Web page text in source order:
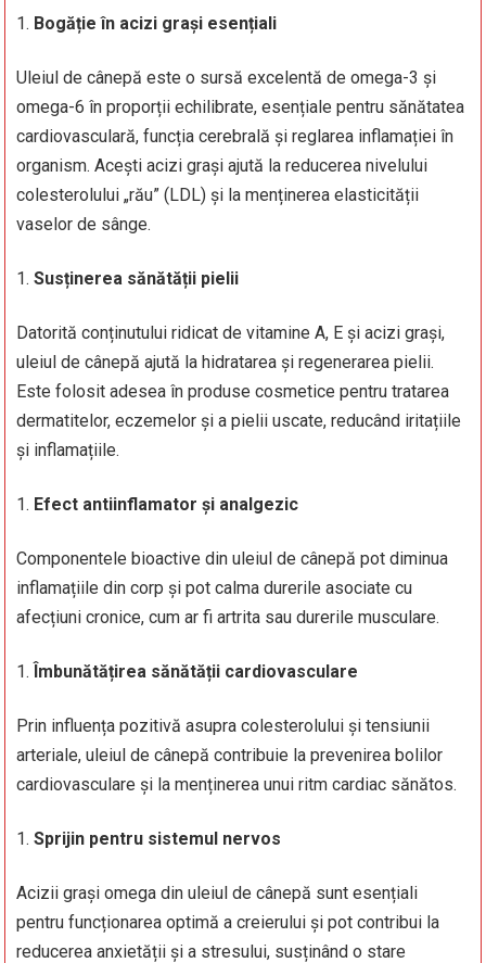
Bogăție în acizi grași esențiali
Uleiul de cânepă este o sursă excelentă de omega-3 și
omega-6 în proporții echilibrate, esențiale pentru sănătatea
cardiovasculară, funcția cerebrală și reglarea inflamației în
organism. Acești acizi grași ajută la reducerea nivelului
colesterolului „rău” (LDL) și la menținerea elasticității
vaselor de sânge.
Susținerea sănătății pielii
Datorită conținutului ridicat de vitamine A, E și acizi grași,
uleiul de cânepă ajută la hidratarea și regenerarea pielii.
Este folosit adesea în produse cosmetice pentru tratarea
dermatitelor, eczemelor și a pielii uscate, reducând iritațiile
și inflamațiile.
Efect antiinflamator și analgezic
Componentele bioactive din uleiul de cânepă pot diminua
inflamațiile din corp și pot calma durerile asociate cu
afecțiuni cronice, cum ar fi artrita sau durerile musculare.
Îmbunătățirea sănătății cardiovasculare
Prin influența pozitivă asupra colesterolului și tensiunii
arteriale, uleiul de cânepă contribuie la prevenirea bolilor
cardiovasculare și la menținerea unui ritm cardiac sănătos.
Sprijin pentru sistemul nervos
Acizii grași omega din uleiul de cânepă sunt esențiali
pentru funcționarea optimă a creierului și pot contribui la
reducerea anxietății și a stresului, susținând o stare